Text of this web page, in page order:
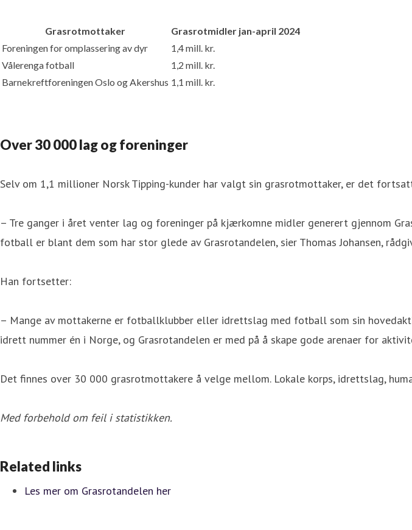
Grasrotmottaker
Grasrotmidler jan-april 2024
Foreningen for omplassering av dyr
1,4 mill. kr.
Vålerenga fotball
1,2 mill. kr.
Barnekreftforeningen Oslo og Akershus 1,1 mill. kr.
Over 30 000 lag og foreninger
Selv om 1,1 millioner Norsk Tipping-kunder har valgt sin grasrotmottaker, er det
– Tre ganger i året venter lag og foreninger på kjærkomne midler generert gjennom
fotball er blant dem som har stor glede av Grasrotandelen, sier Thomas Johansen,
Han fortsetter:
– Mange av mottakerne er fotballklubber eller idrettslag med fotball som sin
idrett nummer én i Norge, og Grasrotandelen er med på å skape gode arenaer for
Det finnes over 30 000 grasrotmottakere å velge mellom. Lokale korps, idrettslag,
Med forbehold om feil i statistikken.
Related links
Les mer om Grasrotandelen her